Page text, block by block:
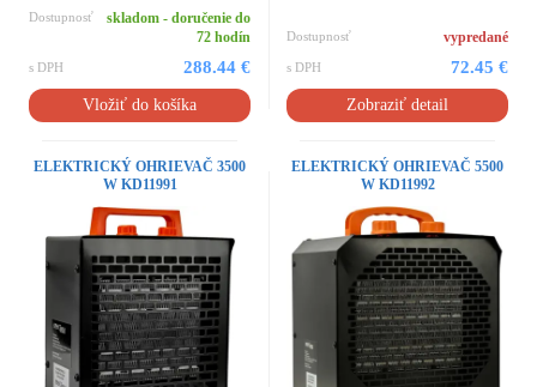
Dostupnosť
skladom - doručenie do
72 hodín
s DPH 288.44 €
Vložiť do košíka
Dostupnosť vypredané
s DPH 72.45 €
Zobraziť detail
ELEKTRICKÝ OHRIEVAČ 3500
W KD11991
ELEKTRICKÝ OHRIEVAČ 5500
W KD11992